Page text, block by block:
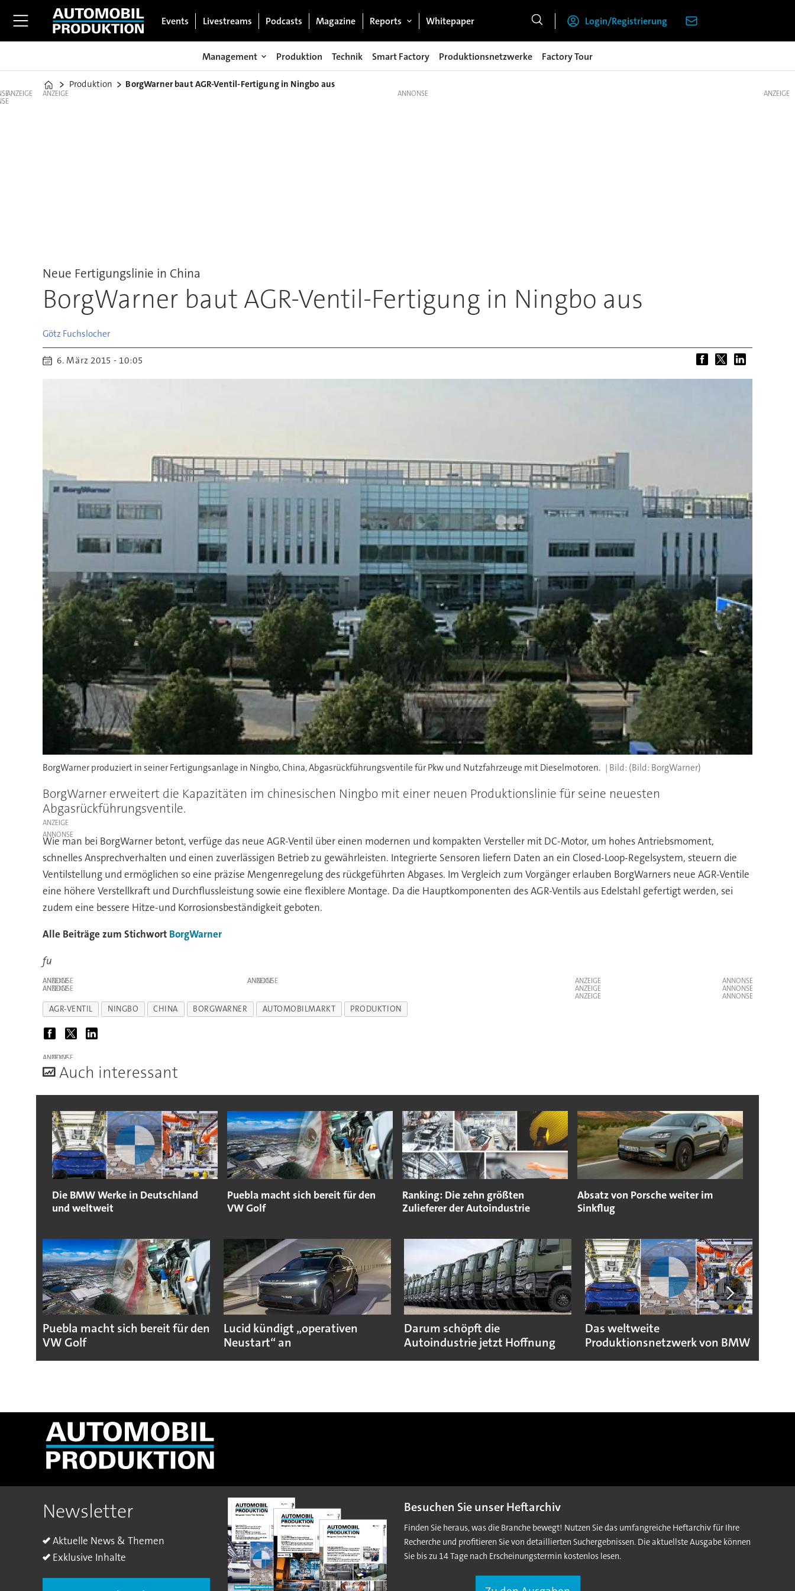
Events Livestreams Podcasts Magazine Reports Whitepaper Login/Registrierung
Management Produktion Technik Smart Factory Produktionsnetzwerke Factory Tour
Home
Produktion BorgWarner baut AGR-Ventil-Fertigung in Ningbo aus
ANZEIGE ANZEIGE
Neue Fertigungslinie in China
BorgWarner baut AGR-Ventil-Fertigung in Ningbo aus
Götz Fuchslocher
6. März 2015 - 10:05
BorgWarner produziert in seiner Fertigungsanlage in Ningbo, China, Abgasrückführungsventile für Pkw und Nutzfahrzeuge mit Dieselmotoren. (Bild: BorgWarner)
BorgWarner erweitert die Kapazitäten im chinesischen Ningbo mit einer neuen Produktionslinie für seine neuesten
Abgasrückführungsventile.
ANZEIGE
Wie man bei BorgWarner betont, verfüge das neue AGR-Ventil über einen modernen und kompakten Versteller mit DC-Motor, um hohes Antriebsmoment,
schnelles Ansprechverhalten und einen zuverlässigen Betrieb zu gewährleisten. Integrierte Sensoren liefern Daten an ein Closed-Loop-Regelsystem, steuern die
Ventilstellung und ermöglichen so eine präzise Mengenregelung des rückgeführten Abgases. Im Vergleich zum Vorgänger erlauben BorgWarners neue AGR-Ventile
eine höhere Verstellkraft und Durchflussleistung sowie eine flexiblere Montage. Da die Hauptkomponenten des AGR-Ventils aus Edelstahl gefertigt werden, sei
zudem eine bessere Hitze-und Korrosionsbeständigkeit geboten.
Alle Beiträge zum Stichwort BorgWarner
fu
ANZEIGE ANZEIGE
ANZEIGE
ANZEIGE
ANZEIGE
ANZEIGE
AGR-VENTIL NINGBO CHINA BORGWARNER AUTOMOBILMARKT PRODUKTION
ANZEIGE
Auch interessant
Die BMW Werke in Deutschland
und weltweit
Puebla macht sich bereit für den
VW Golf
Ranking: Die zehn größten
Zulieferer der Autoindustrie
Absatz von Porsche weiter im
Sinkflug
Puebla macht sich bereit für den
VW Golf
Lucid kündigt „operativen
Neustart“ an
Darum schöpft die
Autoindustrie jetzt Hoffnung
Das weltweite
Produktionsnetzwerk von BMW
ANZEIGE
Newsletter
Aktuelle News & Themen
Exklusive Inhalte
Besuchen Sie unser Heftarchiv
Finden Sie heraus, was die Branche bewegt! Nutzen Sie das umfangreiche Heftarchiv für Ihre
Recherche und profitieren Sie von detaillierten Suchergebnissen. Die aktuellste Ausgabe können
Sie bis zu 14 Tage nach Erscheinungstermin kostenlos lesen.